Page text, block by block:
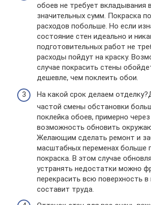
обоев не требует вкладывания
значительных сумм. Покраска
расходов побольше. Но если
состояние стен идеально и
подготовительных работ не
расходы пойдут на краску.
случае покрасить стены
дешевле, чем поклеить обои.
На какой срок делаем
частой смены обстановки
поклейка обоев, примерно
возможность обновить
Желающим сделать ремонт и
масштабных переменах больше
покраска. В этом случае
устранять недостатки можно
перекрасить всю поверхность
составит труда.